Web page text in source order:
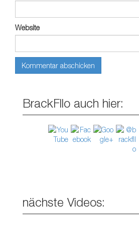
Website
BrackFllo auch hier:
nächste Videos: